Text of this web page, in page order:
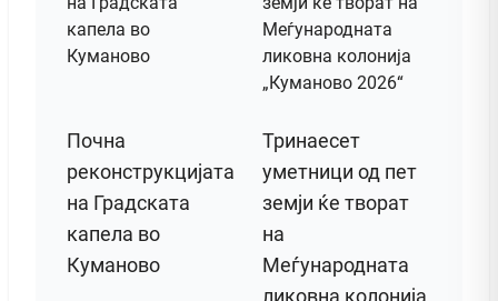
Почна
реконструкцијата
на Градската
капела во
Куманово
Тринаесет
уметници од пет
земји ќе творат
на
Меѓународната
ликовна колонија